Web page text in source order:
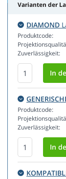
Varianten der
DIAMOND
Produktcode:
Zuverlässigkeit:
Produktcode:
Zuverlässigkeit: